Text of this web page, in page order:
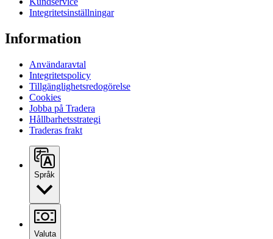
Integritetsinställningar
Information
Användaravtal
Integritetspolicy
Tillgänglighetsredogörelse
Cookies
Jobba på Tradera
Hållbarhetsstrategi
Traderas frakt
Språk
Valuta